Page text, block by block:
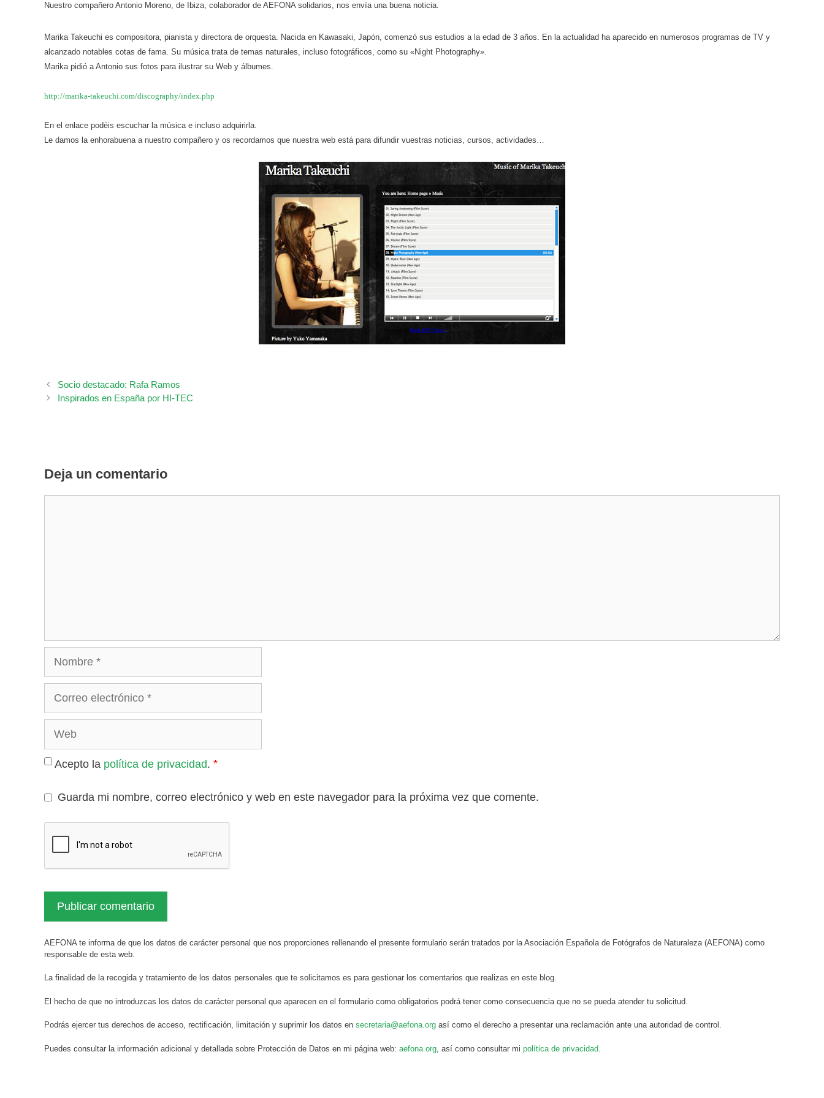
Nuestro compañero Antonio Moreno, de Ibiza, colaborador de AEFONA solidarios, nos envía una buena noticia.
Marika Takeuchi es compositora, pianista y directora de orquesta. Nacida en Kawasaki, Japón, comenzó sus estudios a la edad de 3 años. En la actualidad ha aparecido en numerosos programas de TV y
alcanzado notables cotas de fama. Su música trata de temas naturales, incluso fotográficos, como su «Night Photography».
Marika pidió a Antonio sus fotos para ilustrar su Web y álbumes.
http://marika-takeuchi.com/discography/index.php
En el enlace podéis escuchar la música e incluso adquirirla.
Le damos la enhorabuena a nuestro compañero y os recordamos que nuestra web está para difundir vuestras noticias, cursos, actividades…
Socio destacado: Rafa Ramos
Inspirados en España por HI-TEC
Deja un comentario
Acepto la política de privacidad. *
Guarda mi nombre, correo electrónico y web en este navegador para la próxima vez que comente.
AEFONA te informa de que los datos de carácter personal que nos proporciones rellenando el presente formulario serán tratados por la Asociación Española de Fotógrafos de Naturaleza (AEFONA) como
responsable de esta web.
La finalidad de la recogida y tratamiento de los datos personales que te solicitamos es para gestionar los comentarios que realizas en este blog.
El hecho de que no introduzcas los datos de carácter personal que aparecen en el formulario como obligatorios podrá tener como consecuencia que no se pueda atender tu solicitud.
Podrás ejercer tus derechos de acceso, rectificación, limitación y suprimir los datos en secretaria@aefona.org así como el derecho a presentar una reclamación ante una autoridad de control.
Puedes consultar la información adicional y detallada sobre Protección de Datos en mi página web: aefona.org , así como consultar mi política de privacidad